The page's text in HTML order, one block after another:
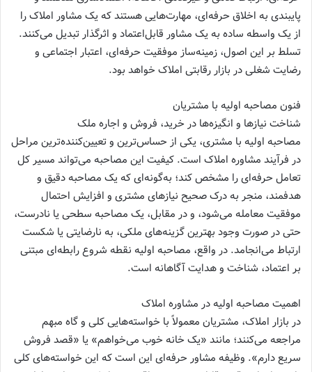
پایبندی به اخلاق حرفه‌ای، مهارت‌هایی هستند که یک مشاور املاک را
از یک واسطه ساده به یک مشاور قابل‌اعتماد و اثرگذار تبدیل می‌کنند.
تسلط بر این اصول، زمینه‌ساز موفقیت حرفه‌ای، اعتبار اجتماعی و
رضایت شغلی در بازار رقابتی املاک خواهد بود.
فنون مصاحبه اولیه با مشتریان
شناخت نیازها و انگیزه‌ها در خرید، فروش و اجاره ملک
مصاحبه اولیه با مشتری، یکی از حساس‌ترین و تعیین‌کننده‌ترین مراحل
در فرآیند مشاوره املاک است. کیفیت این مصاحبه می‌تواند مسیر کل
تعامل حرفه‌ای را مشخص کند؛ به‌گونه‌ای که یک مصاحبه دقیق و
هدفمند، منجر به درک صحیح نیازهای مشتری و افزایش احتمال
موفقیت معامله می‌شود، و در مقابل، یک مصاحبه سطحی یا نادرست،
حتی در صورت وجود بهترین گزینه‌های ملکی، به نارضایتی یا شکست
ارتباط می‌انجامد. در واقع، مصاحبه اولیه نقطه شروع رابطه‌ای مبتنی
بر اعتماد، شناخت و هدایت آگاهانه است.
اهمیت مصاحبه اولیه در مشاوره املاک
در بازار املاک، مشتریان معمولاً با خواسته‌هایی کلی و گاه مبهم
مراجعه می‌کنند؛ مانند «یک خانه خوب می‌خواهم» یا «قصد فروش
سریع دارم». وظیفه مشاور حرفه‌ای این است که این خواسته‌های کلی